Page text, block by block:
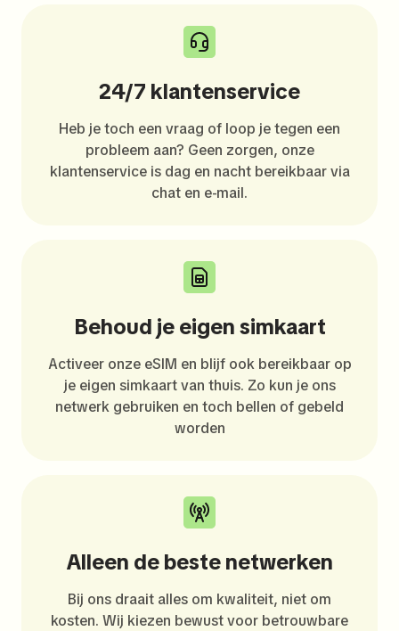
24/7 klantenservice
Heb je toch een vraag of loop je tegen een
probleem aan? Geen zorgen, onze
klantenservice is dag en nacht bereikbaar via
chat en e-mail.
Behoud je eigen simkaart
Activeer onze eSIM en blijf ook bereikbaar op
je eigen simkaart van thuis. Zo kun je ons
netwerk gebruiken en toch bellen of gebeld
worden
Alleen de beste netwerken
Bij ons draait alles om kwaliteit, niet om
kosten. Wij kiezen bewust voor betrouwbare